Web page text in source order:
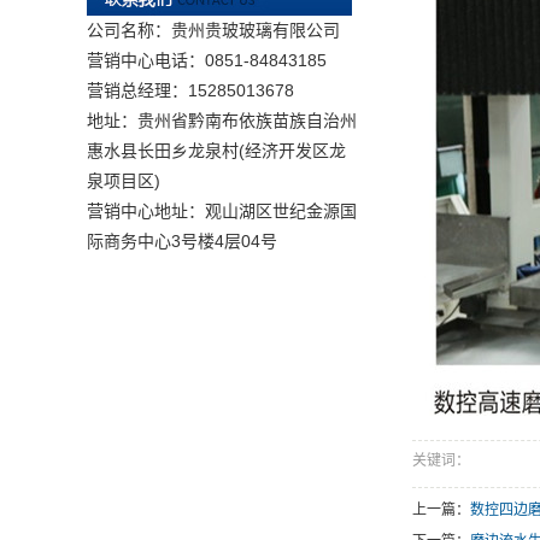
公司名称：贵州贵玻玻璃有限公司
营销中心电话：0851-84843185
营销总经理：15285013678
地址：贵州省黔南布依族苗族自治州
惠水县长田乡龙泉村(经济开发区龙
泉项目区)
营销中心地址：观山湖区世纪金源国
际商务中心3号楼4层04号
关键词：
上一篇： 数控四边